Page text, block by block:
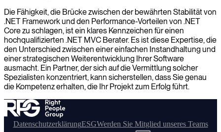
Die Fähigkeit, die Brücke zwischen der bewährten Stabilität von
.NET Framework und den Performance-Vorteilen von .NET
Core zu schlagen, ist ein klares Kennzeichen für einen
hochqualifizierten .NET MVC Berater. Es ist diese Expertise, die
den Unterschied zwischen einer einfachen Instandhaltung und
einer strategischen Weiterentwicklung Ihrer Software
ausmacht. Ein Partner, der sich auf die Vermittlung solcher
Spezialisten konzentriert, kann sicherstellen, dass Sie genau
die Kompetenz erhalten, die Ihr Projekt zum Erfolg führt.
DatenschutzerklärungESGWerden Sie Mitglied unseres Teams